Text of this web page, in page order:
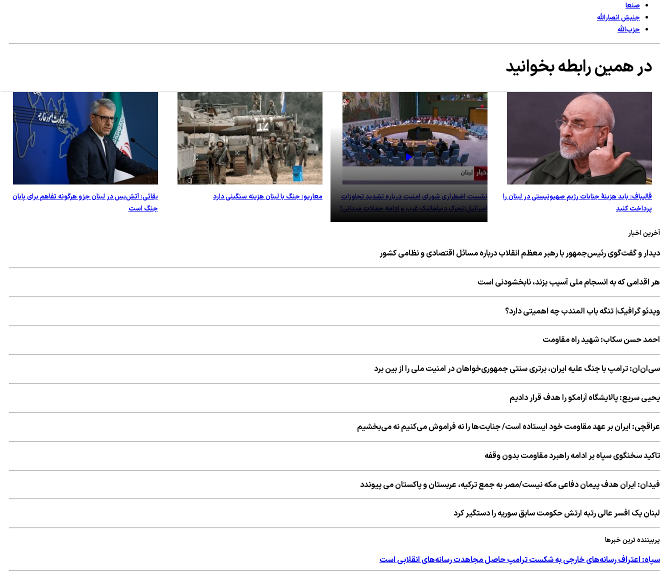
صنعا
جنبش انصارالله
حزب‌الله
در همین رابطه بخوانید
قالیباف: باید هزینهٔ جنایات رژیم صهیونیستی در لبنان را
پرداخت کنید
نشست اضطراری شورای امنیت درباره تشدید تجاوزات
اسرائیل؛تحرک دیپلماتیک غرب و ادامه حملات میدانی!
معاریو: جنگ با لبنان هزینه سنگینی دارد
بقائی: آتش‌بس در لبنان جزو هرگونه تفاهم برای پایان
جنگ است
آخرین اخبار
دیدار و گفت‌گوی رئیس‌جمهور با رهبر معظم انقلاب درباره مسائل اقتصادی و نظامی کشور
هر اقدامی که به انسجام ملی آسیب بزند، نابخشودنی است
ویدئو گرافیک| تنگه باب المندب چه اهمیتی دارد؟
احمد حسن سکاب: شهید راه مقاومت
سی‌ان‌ان: ترامپ با جنگ علیه ایران، برتری سنتی جمهوری‌خواهان در امنیت ملی را از بین برد
یحیی سریع: پالایشگاه آرامکو را هدف قرار دادیم
عراقچی: ایران بر عهد مقاومت خود ایستاده است/ جنایت‌ها را نه فراموش می‌کنیم نه می‌بخشیم
تاکید سخنگوی سپاه بر ادامه راهبرد مقاومت بدون وقفه
فیدان: ایران هدف پیمان دفاعی مکه نیست/مصر به جمع ترکیه، عربستان و پاکستان می پیوندد
لبنان یک افسر عالی رتبه ارتش حکومت سابق سوریه را دستگیر کرد
پربیننده ترین خبرها
سپاه: اعتراف رسانه‌های خارجی به شکست ترامپ حاصل مجاهدت رسانه‌های انقلابی است